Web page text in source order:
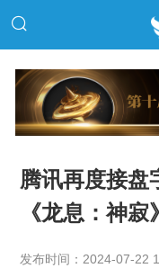
腾讯再度接盘
《龙息：神
发布时间：2024-07-22